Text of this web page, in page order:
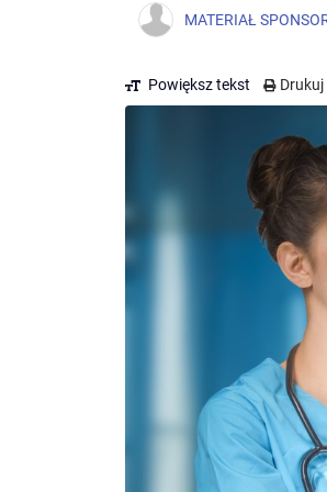
MATERIAŁ
Powiększ tekst Drukuj